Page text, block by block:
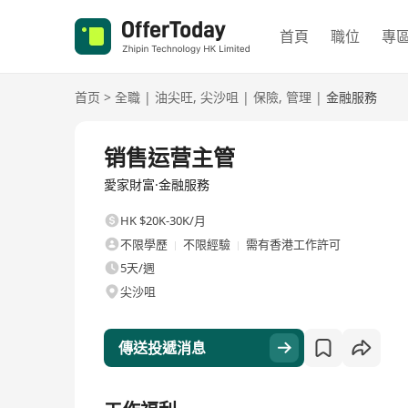
首頁 職位 專
首页 > 全職 | 油尖旺, 尖沙咀 | 保險, 管理 | 金融服務
销售运营主管
愛家財富·金融服務
HK $20K-30K/月
不限學歷
不限經驗
需有香港工作許可
5天/週
尖沙咀
傳送投遞消息